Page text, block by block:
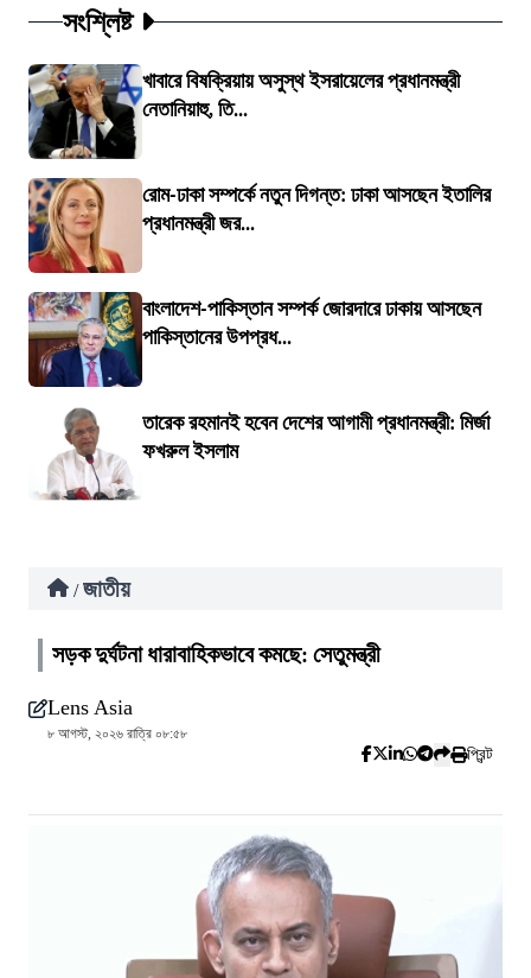
সংশ্লিষ্ট
খাবারে বিষক্রিয়ায় অসুস্থ ইসরায়েলের প্রধানমন্ত্রী
নেতানিয়াহু, তি...
রোম-ঢাকা সম্পর্কে নতুন দিগন্ত: ঢাকা আসছেন ইতালির
প্রধানমন্ত্রী জর...
বাংলাদেশ-পাকিস্তান সম্পর্ক জোরদারে ঢাকায় আসছেন
পাকিস্তানের উপপ্রধ...
তারেক রহমানই হবেন দেশের আগামী প্রধানমন্ত্রী: মির্জা
ফখরুল ইসলাম
/ জাতীয়
সড়ক দুর্ঘটনা ধারাবাহিকভাবে কমছে: সেতুমন্ত্রী
Lens Asia
৮ আগস্ট, ২০২৬ রাত্রি ০৮:৫৮
প্রিন্ট